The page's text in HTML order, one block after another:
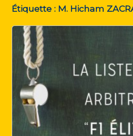
Étiquette : M. Hicham